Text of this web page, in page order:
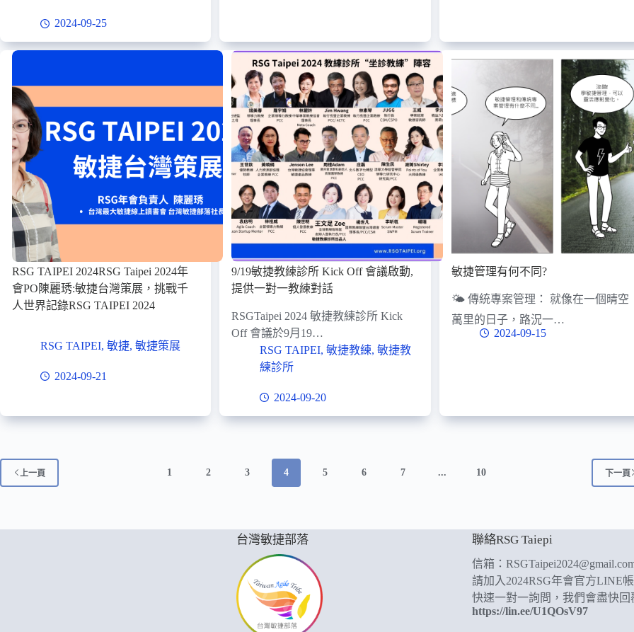
2024-09-25
RSG TAIPEI 2024RSG Taipei 2024年
會PO陳麗琇:敏捷台灣策展，挑戰千
人世界記錄RSG TAIPEI 2024
RSG TAIPEI, 敏捷, 敏捷策展
2024-09-21
9/19敏捷教練診所 Kick Off 會議啟動,
提供一對一教練對話
RSGTaipei 2024 敏捷教練診所 Kick
Off 會議於9月19…
RSG TAIPEI,敏捷教練,敏捷教
練診所
2024-09-20
敏捷管理有何不同?
🌤 傳統專案管理： 就像在一個晴空
萬里的日子，路況一…
2024-09-15
上一頁 1 2 3 4 5 6 7 ... 10 下一頁
台灣敏捷部落 聯絡RSG Taiepi
信箱：
請加入2024RSG年會官方LINE
快速一對一詢問，我們會盡快回
https://lin.ee/U1QOsV97